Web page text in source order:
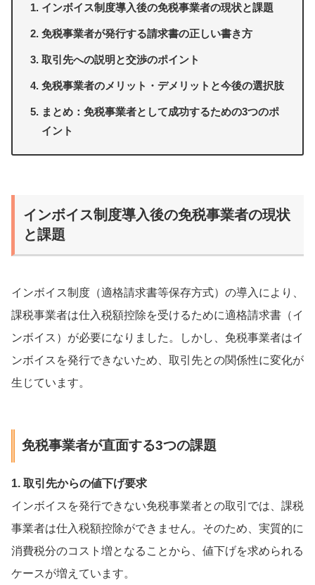
インボイス制度導入後の免税事業者の現状と課題
免税事業者が発行する請求書の正しい書き方
取引先への説明と交渉のポイント
免税事業者のメリット・デメリットと今後の選択肢
まとめ：免税事業者として成功するための3つのポ
イント
インボイス制度導入後の免税事業者の現状
と課題
インボイス制度（適格請求書等保存方式）の導入により、
課税事業者は仕入税額控除を受けるために適格請求書（イ
ンボイス）が必要になりました。しかし、免税事業者はイ
ンボイスを発行できないため、取引先との関係性に変化が
生じています。
免税事業者が直面する3つの課題
1. 取引先からの値下げ要求
インボイスを発行できない免税事業者との取引では、課税
事業者は仕入税額控除ができません。そのため、実質的に
消費税分のコスト増となることから、値下げを求められる
ケースが増えています。